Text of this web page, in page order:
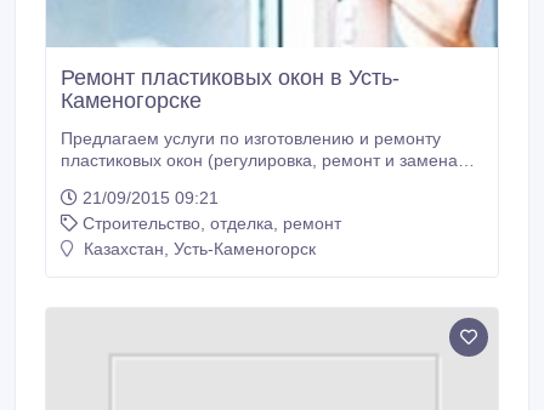
Ремонт пластиковых окон в Усть-
Каменогорске
Предлагаем услуги по изготовлению и ремонту
пластиковых окон (регулировка, ремонт и замена
стеклопакетов, герметизация окон ПВХ, устранение
ошибок монтажа, установка отливов, подоконников,
пластиковых откосов и т. д. ) Большой опыт работы
21/09/2015 09:21
Строительство, отделка, ремонт
Казахстан, Усть-Каменогорск